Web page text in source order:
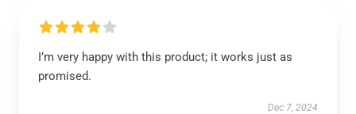
I’m very happy with this product; it works just as
promised.
Dec 7, 2024